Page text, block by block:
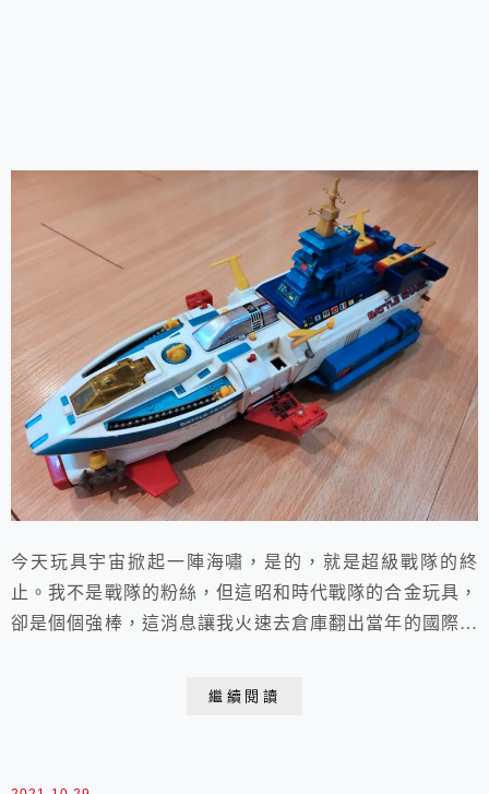
今天玩具宇宙掀起一陣海嘯，是的，就是超級戰隊的終
止。我不是戰隊的粉絲，但這昭和時代戰隊的合金玩具，
卻是個個強棒，這消息讓我火速去倉庫翻出當年的國際戰
繼續閱讀